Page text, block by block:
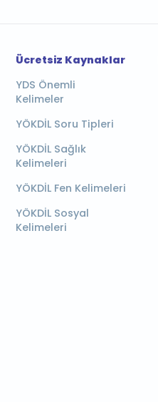
Ücretsiz Kaynaklar
YDS Önemli
Kelimeler
YÖKDİL Soru Tipleri
YÖKDİL Sağlık
Kelimeleri
YÖKDİL Fen Kelimeleri
YÖKDİL Sosyal
Kelimeleri